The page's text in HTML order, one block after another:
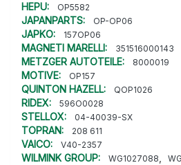
HEPU: OP5582
JAPANPARTS: OP-OP06
JAPKO: 157OP06
MAGNETI MARELLI: 351516000143
METZGER AUTOTEILE: 8000019
MOTIVE: OP157
QUINTON HAZELL: QOP1026
RIDEX: 596O0028
STELLOX: 04-40039-SX
TOPRAN: 208 611
VAICO: V40-2357
WILMINK GROUP: WG1027088